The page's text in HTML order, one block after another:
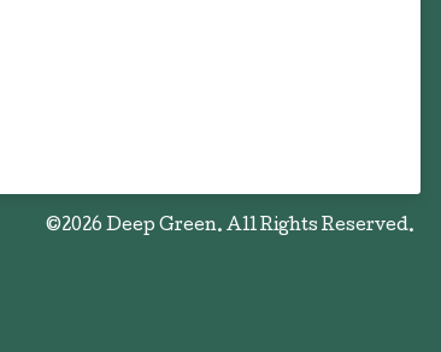
©2026 Deep Green. All Rights Reserved.